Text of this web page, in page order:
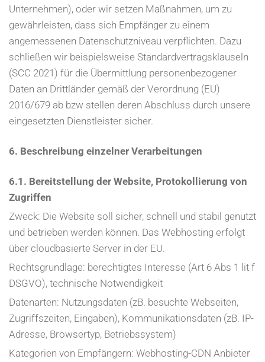
Unternehmen), oder wir setzen Maßnahmen, um zu
gewährleisten, dass sich Empfänger zu einem
angemessenen Datenschutzniveau verpflichten. Dazu
schließen wir beispielsweise Standardvertragsklauseln
(SCC 2021) für die Übermittlung personenbezogener
Daten an Drittländer gemäß der Verordnung (EU)
2016/679 ab bzw stellen deren Abschluss durch unsere
eingesetzten Dienstleister sicher.
6. Beschreibung einzelner Verarbeitungen
6.1. Bereitstellung der Website, Protokollierung von
Zugriffen
Zweck: Die Website soll sicher, schnell und stabil genutzt
und betrieben werden können. Das Webhosting erfolgt
über cloudbasierte Server in der EU.
Rechtsgrundlage: berechtigtes Interesse (Art 6 Abs 1 lit f
DSGVO), technische Notwendigkeit
Datenarten: Nutzungsdaten (zB. besuchte Webseiten,
Zugriffszeiten, Eingaben), Kommunikationsdaten (zB. IP-
Adresse, Browsertyp, Betriebssystem)
Kategorien von Empfängern: Webhosting-CDN Anbieter